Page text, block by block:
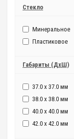
Стекло
Минеральное
Пластиковое
Габариты (ДxШ)
37.0 x 37.0 мм
38.0 x 38.0 мм
40.0 x 40.0 мм
42.0 x 42.0 мм